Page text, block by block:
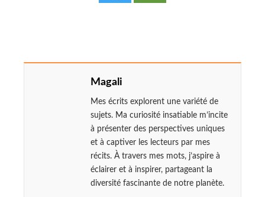
Magali
Mes écrits explorent une variété de
sujets. Ma curiosité insatiable m’incite
à présenter des perspectives uniques
et à captiver les lecteurs par mes
récits. À travers mes mots, j’aspire à
éclairer et à inspirer, partageant la
diversité fascinante de notre planète.